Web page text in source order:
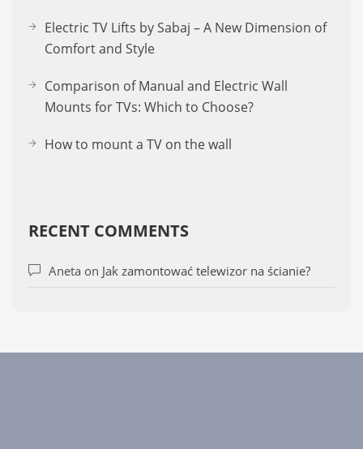
Electric TV Lifts by Sabaj – A New Dimension of
Comfort and Style
Comparison of Manual and Electric Wall
Mounts for TVs: Which to Choose?
How to mount a TV on the wall
RECENT COMMENTS
Aneta on Jak zamontować telewizor na ścianie?